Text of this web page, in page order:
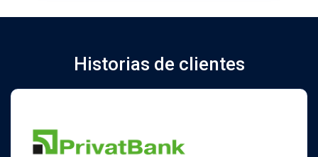
Historias de clientes